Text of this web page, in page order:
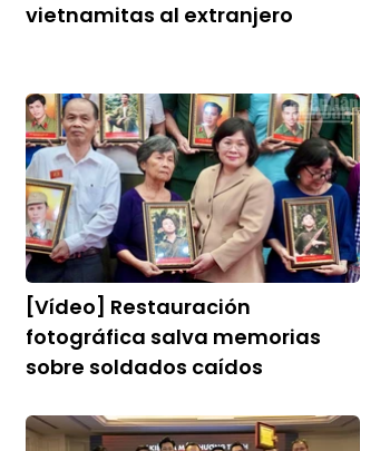
vietnamitas al extranjero
[Vídeo] Restauración
fotográfica salva memorias
sobre soldados caídos